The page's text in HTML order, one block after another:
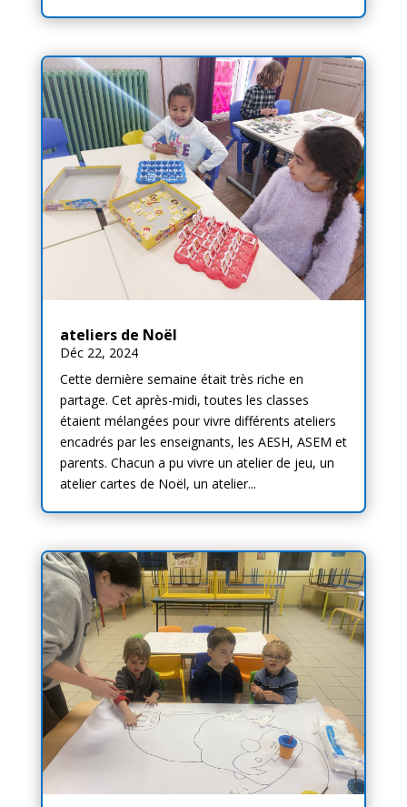
ateliers de Noël
Déc 22, 2024
Cette dernière semaine était très riche en
partage. Cet après-midi, toutes les classes
étaient mélangées pour vivre différents ateliers
encadrés par les enseignants, les AESH, ASEM et
parents. Chacun a pu vivre un atelier de jeu, un
atelier cartes de Noël, un atelier...